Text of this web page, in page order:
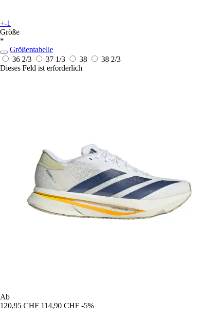
+-1
Größe
*
Größentabelle
36 2/3
37 1/3 38
38 2/3
Dieses Feld ist erforderlich
Ab
120,95 CHF 114,90 CHF -5%